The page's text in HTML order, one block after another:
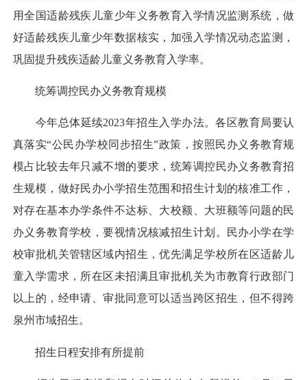
用全国适龄残疾儿童少年义务教育入学情况监测系统，做
好适龄残疾儿童少年数据核实，加强入学情况动态监测，
巩固提升残疾适龄儿童义务教育入学率。
统筹调控民办义务教育规模
今年总体延续2023年招生入学办法。各区教育局要认
真落实“公民办学校同步招生”政策，按照民办义务教育规
模占比较去年只减不增的要求，统筹调控民办义务教育招
生规模，做好民办小学招生范围和招生计划的核准工作，
对存在基本办学条件不达标、大校额、大班额等问题的民
办义务教育学校，要视情况核减招生计划。民办小学在学
校审批机关管辖区域内招生，优先满足学校所在区适龄儿
童入学需求，所在区未招满且审批机关为市教育行政部门
以上的，经申请、审批同意可以适当跨区招生，但不得跨
泉州市域招生。
招生日程安排有所提前